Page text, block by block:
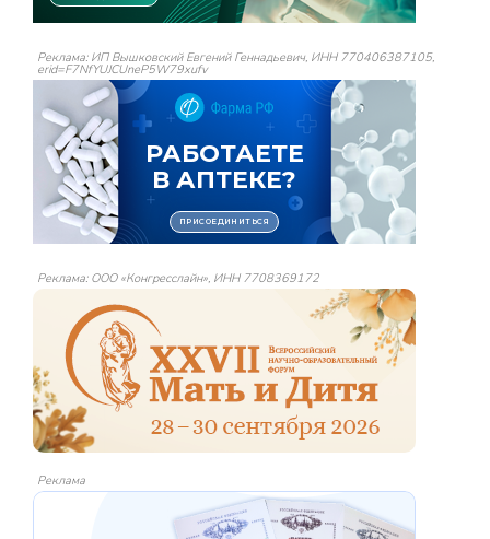
Реклама: ИП Вышковский Евгений Геннадьевич, ИНН 770406387105,
erid=F7NfYUJCUneP5W79xufv
Реклама: ООО «Конгресслайн», ИНН 7708369172
Реклама